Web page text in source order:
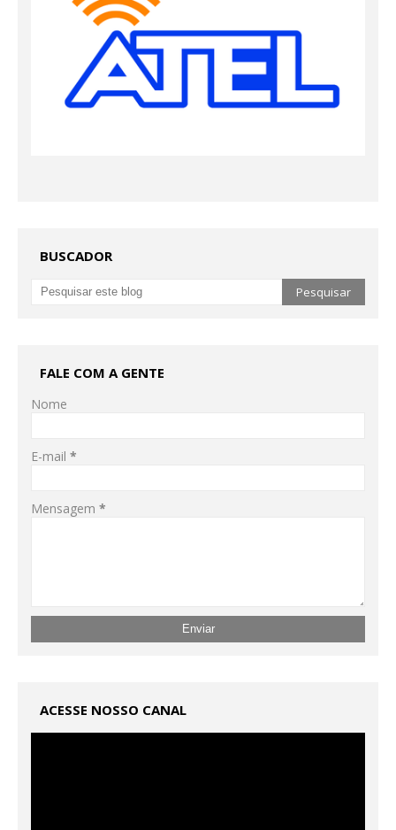
BUSCADOR
FALE COM A GENTE
Nome
E-mail *
Mensagem *
ACESSE NOSSO CANAL